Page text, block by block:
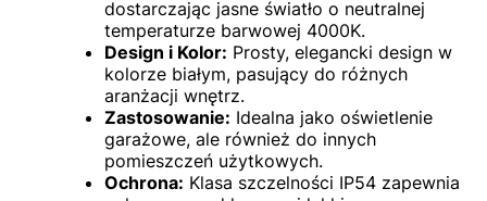
dostarczając jasne światło o neutralnej
temperaturze barwowej 4000K.
Design i Kolor: Prosty, elegancki design w
kolorze białym, pasujący do różnych
aranżacji wnętrz.
Zastosowanie: Idealna jako oświetlenie
garażowe, ale również do innych
pomieszczeń użytkowych.
Ochrona: Klasa szczelności IP54 zapewnia